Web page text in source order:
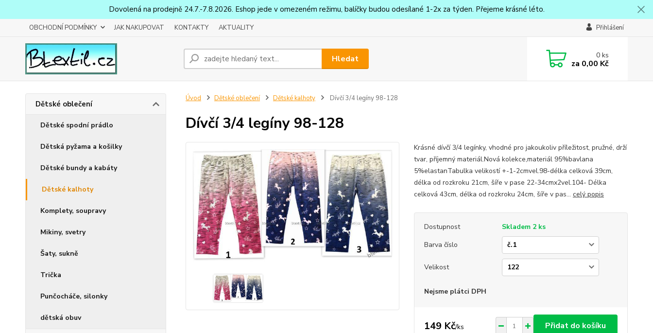
Dovolená na prodejně 24.7.-7.8.2026. Eshop jede v omezeném režimu, balíčky budou odesílané 1-2x za týden. Přejeme krásné léto.
OBCHODNÍ PODMÍNKY JAK NAKUPOVAT KONTAKTY AKTUALITY Přihlášení
Hledat 0ks
za 0,00 Kč
Dětské oblečení
Dětské spodní prádlo
Dětská pyžama a košilky
Dětské bundy a kabáty
Dětské kalhoty
Komplety, soupravy
Mikiny, svetry
Šaty, sukně
Trička
Punčocháče, silonky
dětská obuv
Úvod Dětské oblečení Dětské kalhoty Dívčí 3/4 legíny 98-128
Dívčí 3/4 legíny 98-128
Krásné dívčí 3/4 legínky, vhodné pro jakoukoliv příležitost, pružné, drží
tvar, příjemný materiál.Nová kolekce,materiál 95%bavlana
5%elastanTabulka velikostí +-1-2cmvel.98-délka celková 39cm,
délka od rozkroku 21cm, šíře v pase 22-34cmx2vel.104- Délka
celková 43cm, délka od rozkroku 24cm, šíře v pas... celý popis
Dostupnost
Skladem 2 ks
Barva číslo
Velikost
Nejsme plátci DPH
149 Kč/ks Přidat do košíku